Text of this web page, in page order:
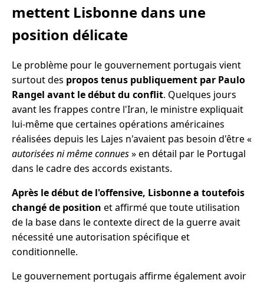
mettent Lisbonne dans une
position délicate
Le problème pour le gouvernement portugais vient
surtout des propos tenus publiquement par Paulo
Rangel avant le début du conflit. Quelques jours
avant les frappes contre l'Iran, le ministre expliquait
lui-même que certaines opérations américaines
réalisées depuis les Lajes n'avaient pas besoin d'être «
autorisées ni même connues» en détail par le Portugal
dans le cadre des accords existants.
Après le début de l'offensive, Lisbonne a toutefois
changé de position et affirmé que toute utilisation
de la base dans le contexte direct de la guerre avait
nécessité une autorisation spécifique et
conditionnelle.
Le gouvernement portugais affirme également avoir